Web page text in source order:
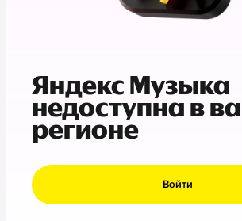
Яндекс Музыка
недоступна в
регионе
Войти